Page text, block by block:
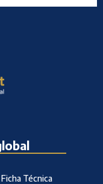
Ficha Técnica